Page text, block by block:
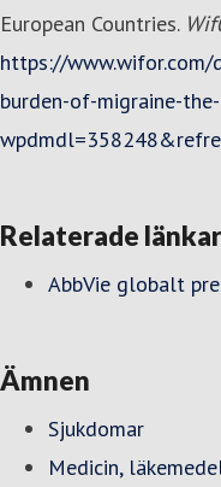
European Countries.
https://
burden-of-migraine-
Relaterade länkar
AbbVie globalt
Ämnen
Sjukdomar
Medicin,